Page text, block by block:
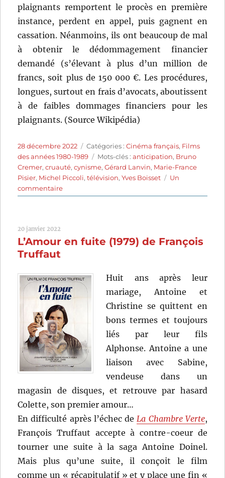
plaignants remportent le procès en première
instance, perdent en appel, puis gagnent en
cassation. Néanmoins, ils ont beaucoup de mal
à obtenir le dédommagement financier
demandé (s’élevant à plus d’un million de
francs, soit plus de 150 000 €. Les procédures,
longues, surtout en frais d’avocats, aboutissent
à de faibles dommages financiers pour les
plaignants. (Source Wikipédia)
Publié
le
28 décembre 2022 Catégories
Catégories :Cinéma français, Films
des années 1980-1989
Étiquettes
Mots-clés :anticipation, Bruno
Cremer,cruauté,cynisme,Gérard Lanvin, Marie-France
Pisier, Michel Piccoli,télévision,Yves Boisset
Un
commentairesur
Le
(1983)
Boisset
20 janvier 2022
L’Amour en fuite (1979) de François
Truffaut
Huit ans après leur
mariage, Antoine et
Christine se quittent en
bons termes et toujours
liés par leur fils
Alphonse. Antoine a une
liaison avec Sabine,
vendeuse dans un
magasin de disques, et retrouve par hasard
Colette, son premier amour…
En difficulté après l’échec deLa Chambre Verte,
François Truffaut accepte à contre-coeur de
tourner une suite à la saga Antoine Doinel.
Mais plus qu’une suite, il conçoit le film
comme un « récapitulatif » et y place une fin «